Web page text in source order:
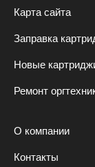
Карта сайта
Заправка
Новые
Ремонт
О компании
Контакты